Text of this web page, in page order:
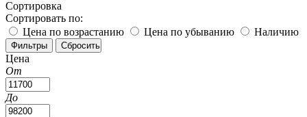
Сортировка
Сортировать по:
Цена по возрастанию
Цена по убыванию Наличию
Цена
От
До